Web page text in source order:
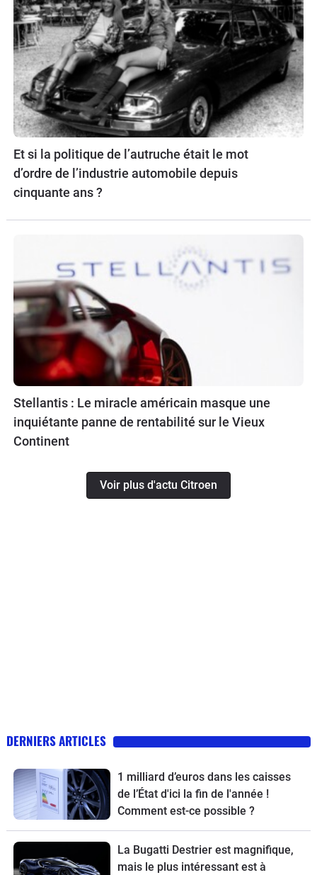
Et si la politique de l’autruche était le mot
d’ordre de l’industrie automobile depuis
cinquante ans ?
Stellantis : Le miracle américain masque une
inquiétante panne de rentabilité sur le Vieux
Continent
Voir plus d'actu Citroen
DERNIERS ARTICLES
1 milliard d’euros dans les caisses
de l’État d'ici la fin de l'année !
Comment est-ce possible ?
La Bugatti Destrier est magnifique,
mais le plus intéressant est à